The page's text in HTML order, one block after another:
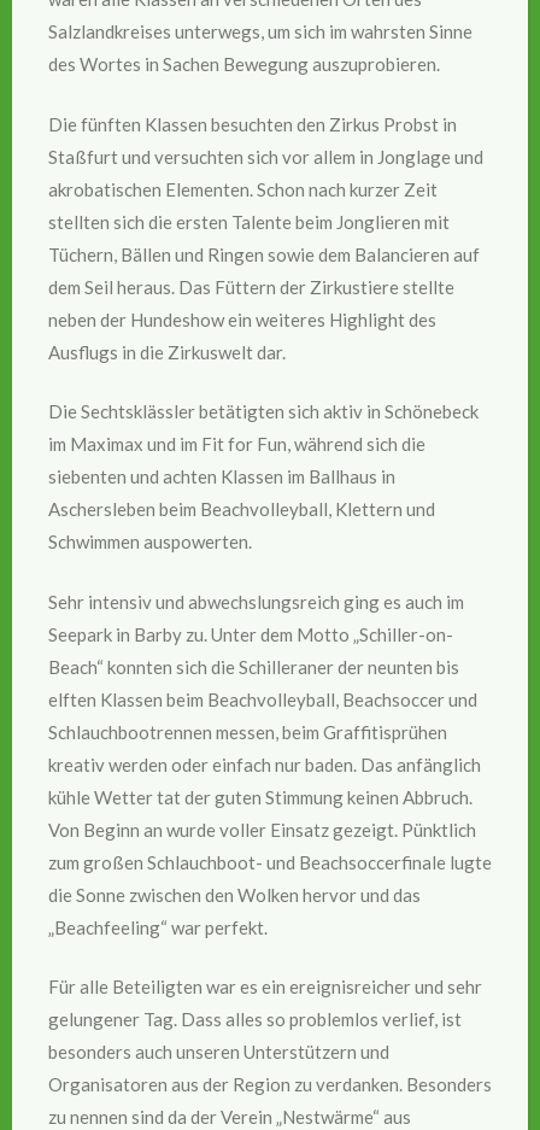
Salzlandkreises unterwegs, um sich im wahrsten Sinne
des Wortes in Sachen Bewegung auszuprobieren.
Die fünften Klassen besuchten den Zirkus Probst in
Staßfurt und versuchten sich vor allem in Jonglage und
akrobatischen Elementen. Schon nach kurzer Zeit
stellten sich die ersten Talente beim Jonglieren mit
Tüchern, Bällen und Ringen sowie dem Balancieren auf
dem Seil heraus. Das Füttern der Zirkustiere stellte
neben der Hundeshow ein weiteres Highlight des
Ausflugs in die Zirkuswelt dar.
Die Sechtsklässler betätigten sich aktiv in Schönebeck
im Maximax und im Fit for Fun, während sich die
siebenten und achten Klassen im Ballhaus in
Aschersleben beim Beachvolleyball, Klettern und
Schwimmen auspowerten.
Sehr intensiv und abwechslungsreich ging es auch im
Seepark in Barby zu. Unter dem Motto „Schiller-on-
Beach“ konnten sich die Schilleraner der neunten bis
elften Klassen beim Beachvolleyball, Beachsoccer und
Schlauchbootrennen messen, beim Graffitisprühen
kreativ werden oder einfach nur baden. Das anfänglich
kühle Wetter tat der guten Stimmung keinen Abbruch.
Von Beginn an wurde voller Einsatz gezeigt. Pünktlich
zum großen Schlauchboot- und Beachsoccerfinale lugte
die Sonne zwischen den Wolken hervor und das
„Beachfeeling“ war perfekt.
Für alle Beteiligten war es ein ereignisreicher und sehr
gelungener Tag. Dass alles so problemlos verlief, ist
besonders auch unseren Unterstützern und
Organisatoren aus der Region zu verdanken. Besonders
zu nennen sind da der Verein „Nestwärme“ aus